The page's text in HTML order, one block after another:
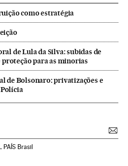
como estratégia
de Lula da Silva: subidas de
para as minorias
de Bolsonaro: privatizações e
PAÍS Brasil